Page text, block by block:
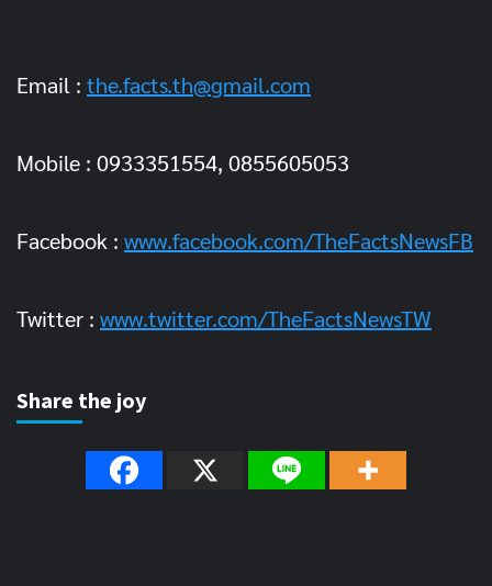
Email : the.facts.th@gmail.com
Mobile : 0933351554, 0855605053
Facebook : www.facebook.com/TheFactsNewsFB
Twitter : www.twitter.com/TheFactsNewsTW
Share the joy